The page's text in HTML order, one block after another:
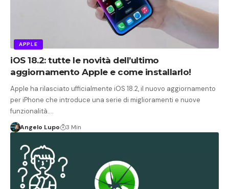
APPLE
iOS 18.2: tutte le novità dell’ultimo
aggiornamento Apple e come installarlo!
Apple ha rilasciato ufficialmente iOS 18.2, il nuovo aggiornamento
per iPhone che introduce una serie di miglioramenti e nuove
funzionalità.…
Angelo Lupo 3 Min